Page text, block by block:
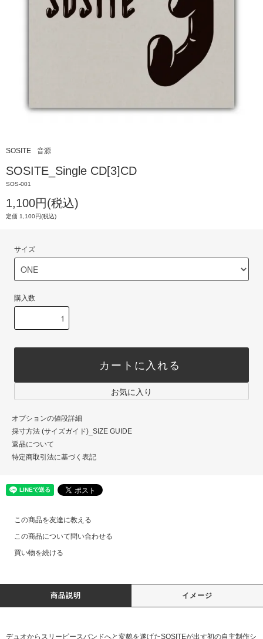
SOSITE 音源
SOSITE_Single CD[3]CD
SOS-001
1,100円(税込)
定価 1,100円(税込)
サイズ
購入数
カートに入れる
お気に入り
オプションの値段詳細
採寸方法 (サイズガイド)_SIZE GUIDE
返品について
特定商取引法に基づく表記
この商品を友達に教える
この商品について問い合わせる
買い物を続ける
商品説明 イメージ
デュオからスリーピースバンドへと変貌を遂げたSOSITEが出す初の自主制作シ